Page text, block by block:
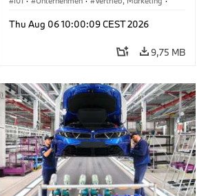
Thu Aug 06 10:00:09 CEST 2026
9,75 MB